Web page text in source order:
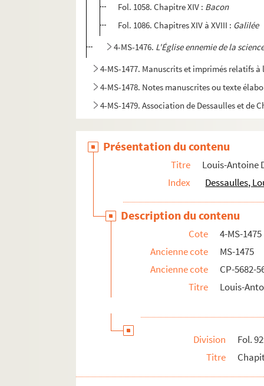
Fol. 1058. Chapitre XIV : Bacon
Fol. 1086. Chapitres XIV à XVIII : Galilée
4-MS-1476. L'Église ennemie de la
4-MS-1477. Manuscrits et imprimés
4-MS-1478. Notes manuscrites ou texte
4-MS-1479. Association de Dessaulles et de
Présentation du contenu
Titre
Louis-Antoine
Index
Dessaulles,
Description du contenu
Cote
4-MS-1475
Ancienne cote
MS-1475
Ancienne cote
CP-5682-
Titre
Louis-
Division
Fol.
Titre